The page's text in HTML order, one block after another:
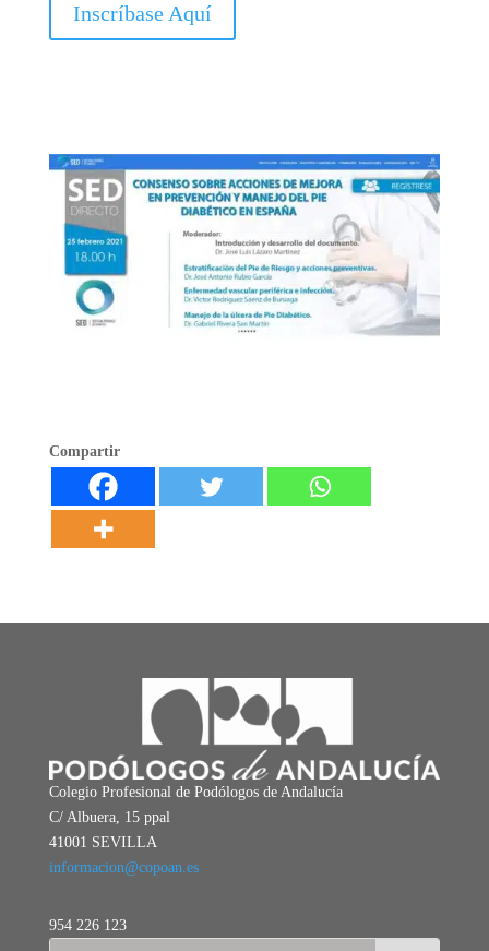
Inscríbase Aquí
Compartir
Colegio Profesional de Podólogos de Andalucía
C/ Albuera, 15 ppal
41001 SEVILLA
informacion@copoan.es
954 226 123